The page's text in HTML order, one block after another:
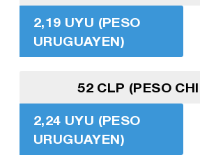
2,19 UYU (PESO
URUGUAYEN)
52 CLP (PESO
2,24 UYU (PESO
URUGUAYEN)